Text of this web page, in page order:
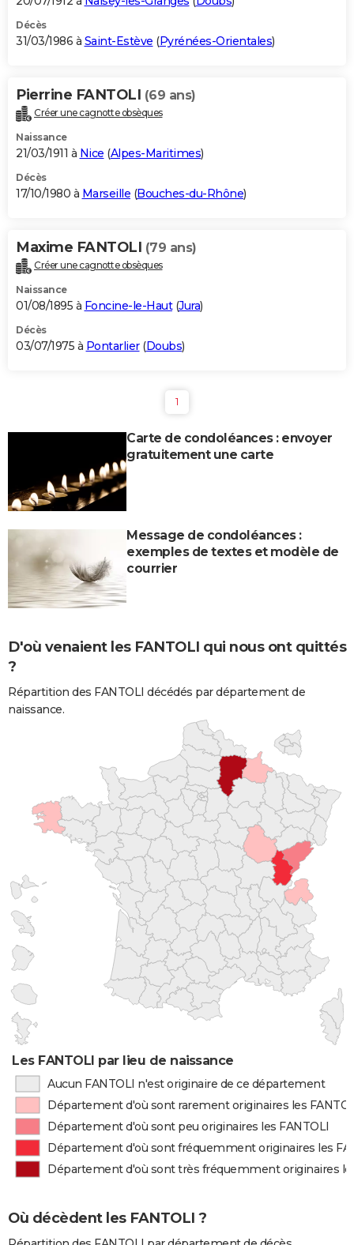
Décès
31/03/1986 à Saint-Estève (Pyrénées-Orientales)
Pierrine FANTOLI (69 ans)
Créer une cagnotte obsèques
Naissance
21/03/1911 à Nice (Alpes-Maritimes)
Décès
17/10/1980 à Marseille (Bouches-du-Rhône)
Maxime FANTOLI (79 ans)
Créer une cagnotte obsèques
Naissance
01/08/1895 à Foncine-le-Haut(Jura)
Décès
03/07/1975 à Pontarlier(Doubs)
1
Carte de condoléances : envoyer
gratuitement une carte
Message de condoléances :
exemples de textes et modèle de
courrier
D'où venaient les FANTOLI qui nous ont quittés
?
Répartition des FANTOLI décédés par département de
naissance.
Les FANTOLI par lieu de naissance
Aucun FANTOLI n'est originaire de ce département
Département d'où sont rarement originaires les
Département d'où sont peu originaires les FANTOLI
Département d'où sont fréquemment originaires les
Département d'où sont très fréquemment originaires
Où décèdent les FANTOLI ?